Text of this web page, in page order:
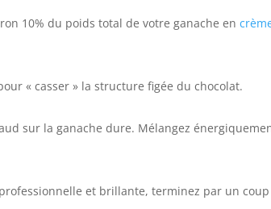
10% du poids total de votre ganache en
« casser » la structure figée du chocolat.
sur la ganache dure. Mélangez
et brillante, terminez par un